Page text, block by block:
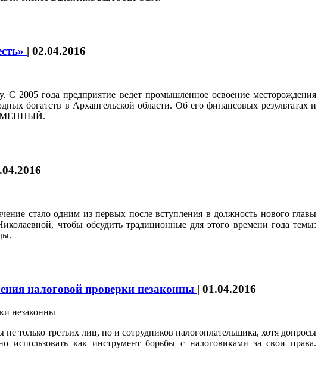
| 02.04.2016
2005 года предприятие ведет промышленное освоение месторождения
богатств в Архангельской области. Об его финансовых результатах и
стало одним из первых после вступления в должность нового главы
чтобы обсудить традиционные для этого времени года темы:
налоговой проверки незаконны | 01.04.2016
только третьих лиц, но и сотрудников налогоплательщика, хотя допросы
использовать как инструмент борьбы с налоговиками за свои права.